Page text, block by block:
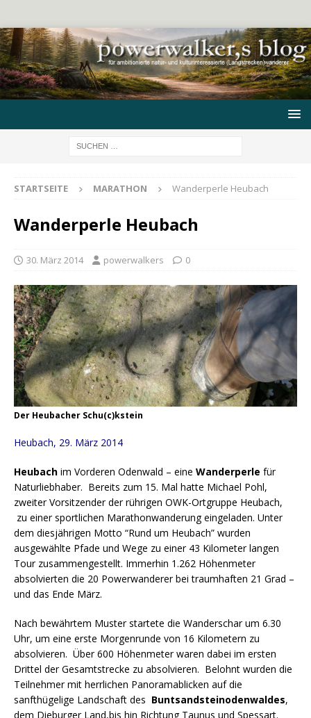
STARTSEITE MARATHON Wanderperle Heubach
Wanderperle Heubach
30. März 2014 powerwalkers 0
Der Heubacher Schu(c)kstein
Heubach, 29. März 2014
Heubach im Vorderen Odenwald – eine Wanderperle für
Naturliebhaber. Bereits zum 15. Mal hatte Michael Pohl,
zweiter Vorsitzender der rührigen OWK-Ortgruppe Heubach,
zu einer sportlichen Marathonwanderung eingeladen. Unter
dem diesjährigen Motto “Rund um Heubach” wurden
ausgewählte Pfade und Wege zu einer 43 Kilometer langen
Tour zusammengestellt. Immerhin 1.262 Höhenmeter
absolvierten die 20 Powerwanderer bei traumhaften 21 Grad –
und das Ende März.
Nach bewährtem Muster startete die Wanderschar um 6.30
Uhr, um eine erste Morgenrunde von 16 Kilometern zu
absolvieren. Über 600 Höhenmeter waren dabei im ersten
Drittel der Gesamtstrecke zu absolvieren. Belohnt wurden die
Teilnehmer mit herrlichen Panoramablicken auf die
sanfthügelige Landschaft des Buntsandsteinodenwaldes,
dem Dieburger Land,bis hin Richtung Taunus und Spessart.